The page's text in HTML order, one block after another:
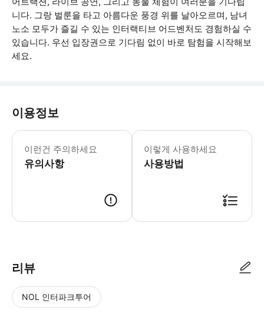
니다. 그랑 벌룬을 타고 아름다운 풍경 위를 날아오르며, 남녀
노소 모두가 즐길 수 있는 인터랙티브 어드벤처도 경험하실 수
있습니다. 우선 입장권으로 기다림 없이 바로 탐험을 시작해보
세요.
이용정보
이런건 주의하세요
유의사항
어린이 규정: - 신장 100cm 미만 어린
이렇게 사용하세요
사용방법
리뷰
NOL 인터파크투어